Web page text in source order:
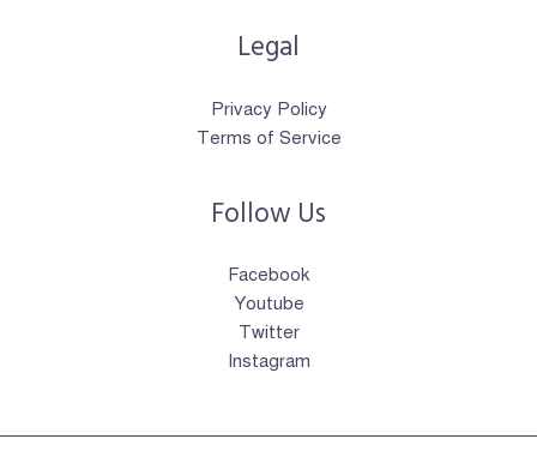
Legal
Privacy Policy
Terms of Service
Follow Us
Facebook
Youtube
Twitter
Instagram